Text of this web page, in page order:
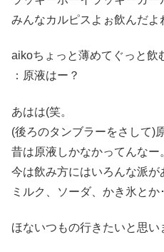
みんなカルピスよぉ飲んだよ
aikoちょっと薄めてぐっと飲
：原液はー？
あはは(笑。
(後ろのタンブラーをさして)
昔は原液しかなかってんなー
今は飲み方にはいろんな派が
ミルク、ソーダ、かき氷とか
ほないつもの行きたいと思い